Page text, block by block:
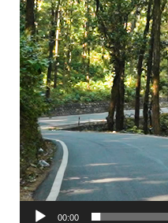
00:00